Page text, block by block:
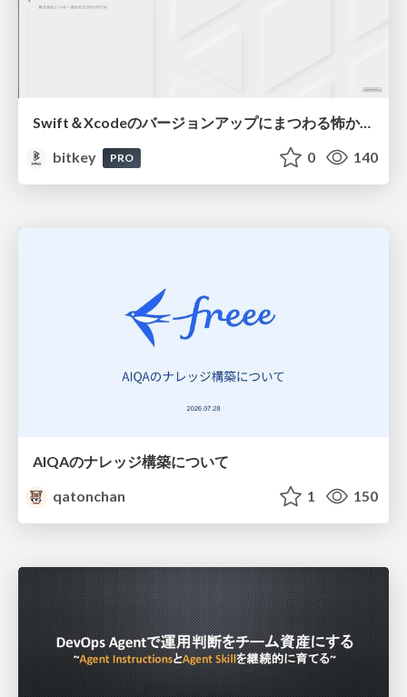
Swift＆Xcodeのバージョンアップにまつわる怖かった思い出 / Scary Memories of Swift and Xcode Updates
bitkey
PRO 0 140
AIQAのナレッジ構築について
qatonchan
1 150